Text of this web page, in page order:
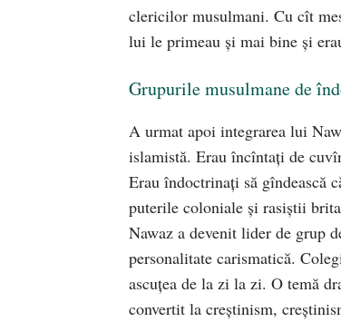
clericilor musulmani. Cu cît
lui le primeau şi mai bine şi
Grupurile musulmane de
A urmat apoi integrarea lui
islamistă. Erau încîntaţi de
Erau îndoctrinaţi să gîndească
puterile coloniale şi rasiştii
Nawaz a devenit lider de grup
personalitate carismatică.
ascuţea de la zi la zi. O temă
convertit la creştinism,